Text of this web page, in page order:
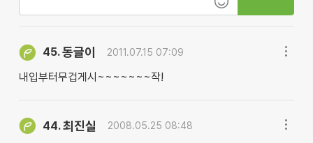
45.동글이 2011.07.15 07:09
내입부터무겁게시~~~~~~~작!
44.최진실 2008.05.25 08:48